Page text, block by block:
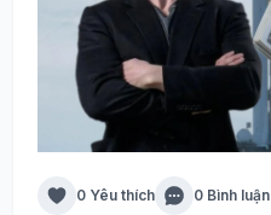
0 Yêu thích 0 Bình luận